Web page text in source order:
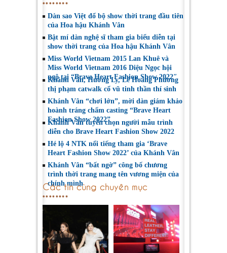
Dàn sao Việt đổ bộ show thời trang đầu tiên
của Hoa hậu Khánh Vân
Bật mí dàn nghệ sĩ tham gia biểu diễn tại
show thời trang của Hoa hậu Khánh Vân
Miss World Vietnam 2015 Lan Khuê và
Miss World Vietnam 2016 Diệu Ngọc hội
ngộ tại “Brave Heart Fashion Show 2022″
Khánh Vân, Hương Ly, Lê Hoàng Phương
thị phạm catwalk cổ vũ tinh thần thí sinh
Khánh Vân “chơi lớn”, mời dàn giám khảo
hoành tráng chấm casting “Brave Heart
Fashion Show 2022”
Khánh Vân tuyển chọn người mẫu trình
diễn cho Brave Heart Fashion Show 2022
Hé lộ 4 NTK nổi tiếng tham gia ‘Brave
Heart Fashion Show 2022’ của Khánh Vân
Khánh Vân “bất ngờ” công bố chương
trình thời trang mang tên vương miện của
chính mình
Các tin cùng chuyên mục